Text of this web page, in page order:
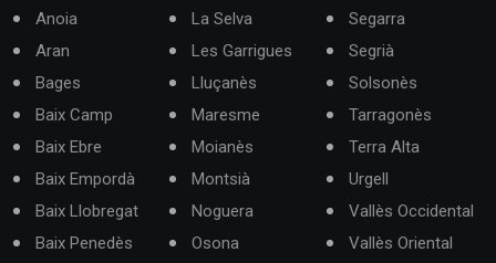
Anoia
Aran
Bages
Baix Camp
Baix Ebre
Baix Empordà
Baix Llobregat
Baix Penedès
La Selva
Les Garrigues
Lluçanès
Maresme
Moianès
Montsià
Noguera
Osona
Segarra
Segrià
Solsonès
Tarragonès
Terra Alta
Urgell
Vallès Occidental
Vallès Oriental